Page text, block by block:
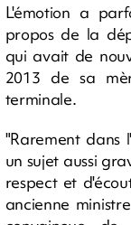
L'émotion a
propos de la
qui avait de
2013 de sa
terminale.
"Rarement dans
un sujet aussi
respect et
ancienne